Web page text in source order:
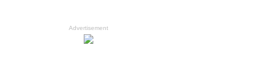
Advertisement